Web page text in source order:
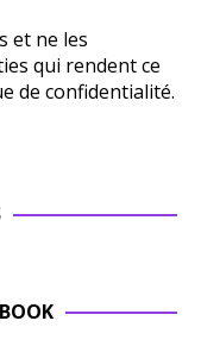
et ne les
qui rendent ce
de confidentialité.